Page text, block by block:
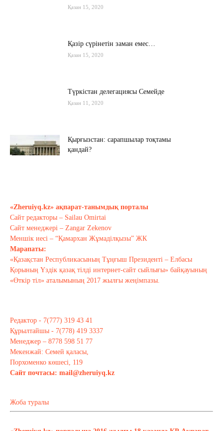
Қазан 15, 2020
Қазір сүрінетін заман емес…
Қазан 15, 2020
Түркістан делегациясы Семейде
Қазан 11, 2020
Қырғызстан: сарапшылар тоқтамы
қандай?
Тағы оқу
«Zheruiyq.kz» ақпарат-танымдық порталы
Сайт редакторы – Sailau Omirtai
Сайт менеджері – Zangar Zekenov
Меншік иесі – “Қамархан Жұмаділқызы” ЖК
Марапаты:
«Қазақстан Республикасының Тұңғыш Президенті – Елбасы
Қорының Үздік қазақ тілді интернет-сайт сыйлығы» байқауының
«Өткір тіл» аталымының 2017 жылғы жеңімпазы.
Редактор - 7(777) 319 43 41
Құрылтайшы - 7(778) 419 3337
Менеджер – 8778 598 51 77
Мекенжай: Семей қаласы,
Порхоменко көшесі, 119
Сайт почтасы: mail@zheruiyq.kz
Жоба туралы